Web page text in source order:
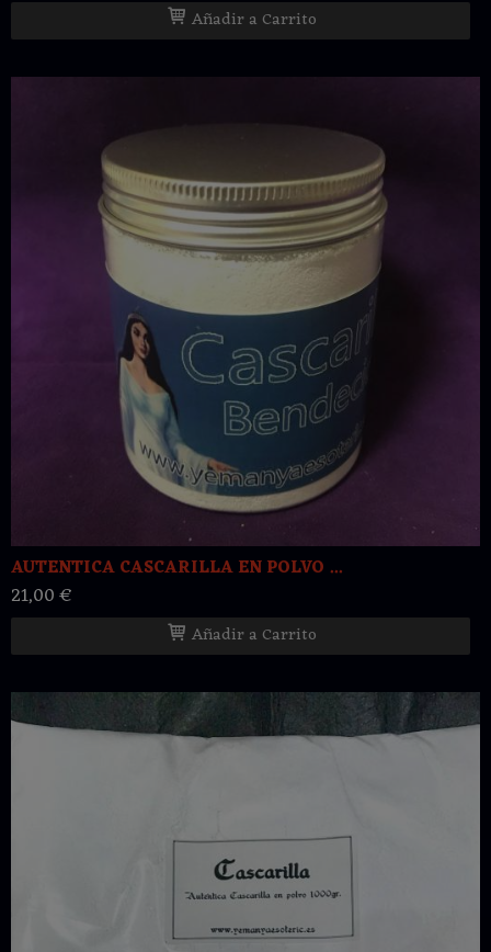
Añadir a Carrito
AUTENTICA CASCARILLA EN POLVO ...
21,00 €
Añadir a Carrito